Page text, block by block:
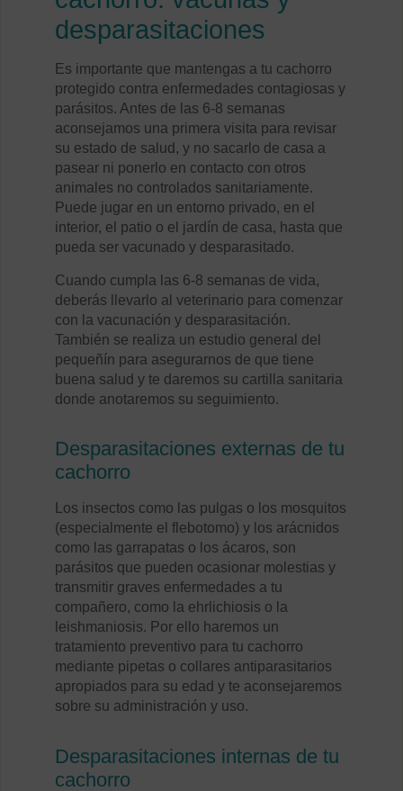
desparasitaciones
Es importante que mantengas a tu cachorro
protegido contra enfermedades contagiosas y
parásitos. Antes de las 6-8 semanas
aconsejamos una primera visita para revisar
su estado de salud, y no sacarlo de casa a
pasear ni ponerlo en contacto con otros
animales no controlados sanitariamente.
Puede jugar en un entorno privado, en el
interior, el patio o el jardín de casa, hasta que
pueda ser vacunado y desparasitado.
Cuando cumpla las 6-8 semanas de vida,
deberás llevarlo al veterinario para comenzar
con la vacunación y desparasitación.
También se realiza un estudio general del
pequeñín para asegurarnos de que tiene
buena salud y te daremos su cartilla sanitaria
donde anotaremos su seguimiento.
Desparasitaciones externas de tu
cachorro
Los insectos como las pulgas o los mosquitos
(especialmente el flebotomo) y los arácnidos
como las garrapatas o los ácaros, son
parásitos que pueden ocasionar molestias y
transmitir graves enfermedades a tu
compañero, como la ehrlichiosis o la
leishmaniosis. Por ello haremos un
tratamiento preventivo para tu cachorro
mediante pipetas o collares antiparasitarios
apropiados para su edad y te aconsejaremos
sobre su administración y uso.
Desparasitaciones internas de tu
cachorro